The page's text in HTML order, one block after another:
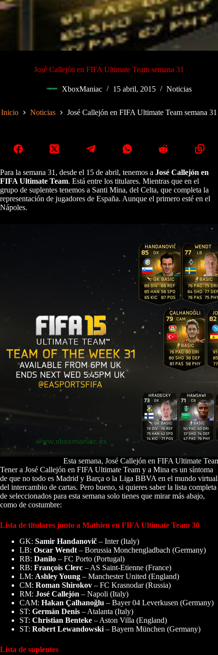
José Callejón en FIFA Ultimate Team semana 31
XboxManiac 15 abril, 2015 Noticias
Inicio Noticias José Callejón en FIFA Ultimate Team semana 31
Para la semana 31, desde el 15 de abril, tenemos a José Callejón en
FIFA Ultimate Team. Está entre los titulares. Mientras que en el
grupo de suplentes tenemos a Santi Mina, del Celta, que completa la
representación de jugadores de España. Aunque el primero esté en el
Nápoles.
Esta semana, José Callejón en FIFA Ultimate
Tener a José Callejón en FIFA Ultimate Team y a Mina es un síntoma
de que no todo es Madrid y Barça o la Liga BBVA en el mundo virtual
del intercambio de cartas. Pero bueno, si quieres saber la lista completa
de seleccionados para esta semana solo tienes que mirar más abajo,
como de costumbre:
Lista de titulares junto a Mathieu en FIFA Ultimate Team 30
GK: Samir Handanovič – Inter (Italy)
LB: Oscar Wendt – Borussia Monchengladbach (Germany)
RB: Danilo – FC Porto (Portugal)
RB: François Clerc – AS Saint-Etienne (France)
LM: Ashley Young – Manchester United (England)
CM: Roman Shirokov – FC Krasnodar (Russia)
RM: José Callejón – Napoli (Italy)
CAM: Hakan Çalhanoğlu – Bayer 04 Leverkusen (Germany)
ST: Germán Denis – Atalanta (Italy)
ST: Christian Benteke – Aston Villa (England)
ST: Robert Lewandowski – Bayern München (Germany)
Lista de suplentes